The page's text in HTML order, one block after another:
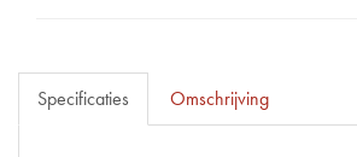
Specificaties Omschrijving